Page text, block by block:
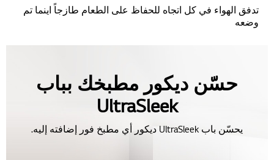
تدفق الهواء في كل اتجاه للحفاظ على الطعام طازجاً اينما تم
وضعه
حسّن ديكور مطبخك بباب
UltraSleek
يحسّن باب UltraSleek ديكور أي مطبخ فور إضافته إليه.